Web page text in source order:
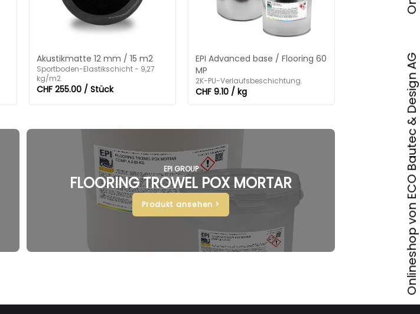
Akustikmatte 12 mm / 15 m2
Sportboden-Elastikschicht - 9,27
kg/m2.
CHF 255.00 / Stück
EPI Advanced base / Flooring 60
MP
2K-PU-Verlaufsbeschichtung.
CHF 9.10 / kg
EPI GROUP
FLOORING TROWEL POX MORTAR
Produkt ansehen >
Onlineshop von ECO Bautec & Design AG